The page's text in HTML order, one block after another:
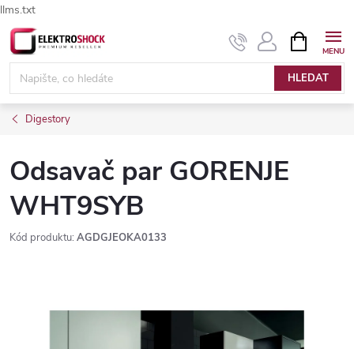
llms.txt
Přejít
na
obsah
HLEDAT
NÁKUPNÍ
KOŠÍK
Digestory
Odsavač par GORENJE
WHT9SYB
Kód produktu: AGDGJEOKA0133
Elektroshock.cz - Chat